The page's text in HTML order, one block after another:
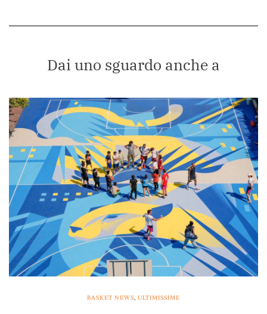
Dai uno sguardo anche a
BASKET NEWS, ULTIMISSIME